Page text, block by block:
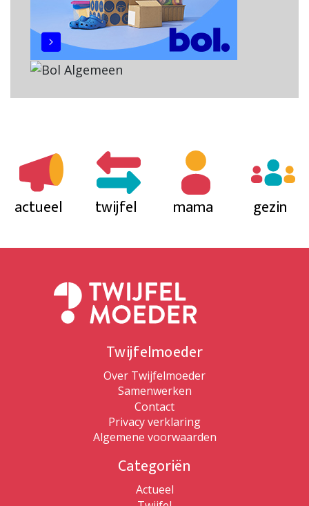
actueel twijfel mama gezin
Twijfelmoeder
Over Twijfelmoeder
Samenwerken
Contact
Privacy verklaring
Algemene voorwaarden
Categoriën
Actueel